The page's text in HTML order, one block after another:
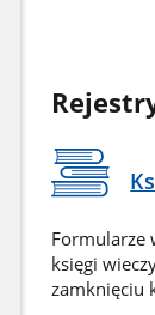
Formularze
księgi
zamknięciu